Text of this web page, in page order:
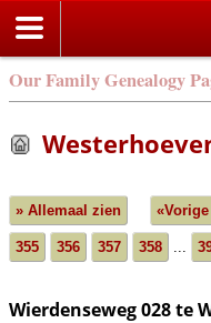
Our Family Genealogy
» Allemaal zien «Vorige
355 356 357 358 ...
Wierdenseweg 028 te